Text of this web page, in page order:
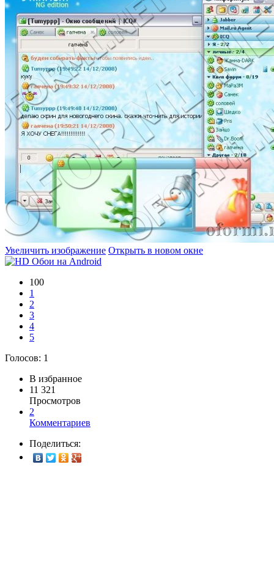
Увеличить изображение Открыть в новом окне
100
1
2
3
4
5
Голосов: 1
В избранное
11 321
Просмотров
2
Комментариев
Поделиться: